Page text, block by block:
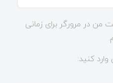
من در مرورگر برای زمانی
کنید: